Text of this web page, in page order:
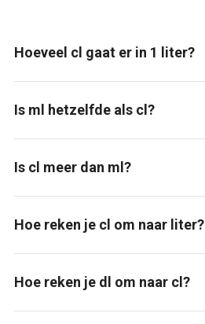
Hoeveel cl gaat er in 1 liter?
Is ml hetzelfde als cl?
Is cl meer dan ml?
Hoe reken je cl om naar liter?
Hoe reken je dl om naar cl?